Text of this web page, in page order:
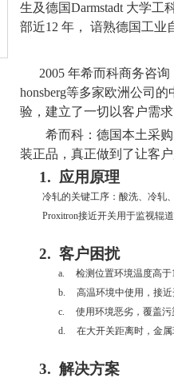
生及德国Darmstadt 大学工
部近12 年， 谙熟德国工业
2005 年希而科商务咨
honsberg等多家欧洲公司的
验，建立了一切以客户需
希而科：德国本土采
装正品，真正做到了让客
1. 应用原理
冷轧的关键工序：酸洗、冷轧
Proxitron接近开关用于监视辊
2. 客户困扰
a. 检测位置环境温度高于
b.
高温环境中使用，接
c.
使用环境恶劣，覆盖污
d.
在大开关距离时，金
3. 解决方案